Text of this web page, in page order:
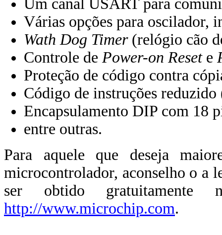
Um canal USART para
Várias opções para oscilador,
Wath Dog Timer(relógio cão
Controle de Power-on Resete
Proteção de código contra
Código de instruções
Encapsulamento DIP com 18
entre outras.
Para aquele que deseja
microcontrolador, aconselho o a
ser obtido gratuitamente
http://www.microchip.com.